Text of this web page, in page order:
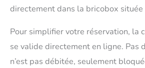
directement dans la bricobox située
Pour simplifier votre réservation, la
se valide directement en ligne. Pas
n’est pas débitée, seulement